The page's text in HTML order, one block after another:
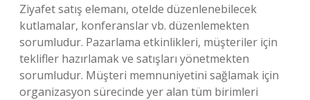
Ziyafet satış elemanı, otelde düzenlenebilecek
kutlamalar, konferanslar vb. düzenlemekten
sorumludur. Pazarlama etkinlikleri, müşteriler için
teklifler hazırlamak ve satışları yönetmekten
sorumludur. Müşteri memnuniyetini sağlamak için
organizasyon sürecinde yer alan tüm birimleri